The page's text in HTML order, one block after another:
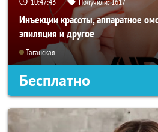
Инъекции красоты, аппаратное
эпиляция и другое
Таганская
Бесплатно